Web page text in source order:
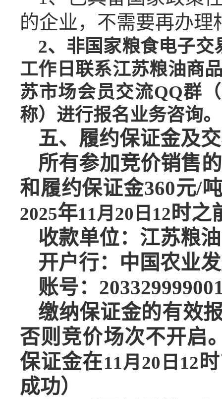
的企业，不需要再办理
2、非国家粮食电子
工作日联系江苏粮油商
苏市场会员交流QQ群
称）进行报名业务咨询。
五、 履约保证金及
所有参加竞价销售
和履约保证金360元/
2025年11月20日 12时之
收款单位：江苏粮
开户行：中国农业
账号：
缴纳保证金的有效
否则竞价场次不开启
保证金在11月20日12时
成功）